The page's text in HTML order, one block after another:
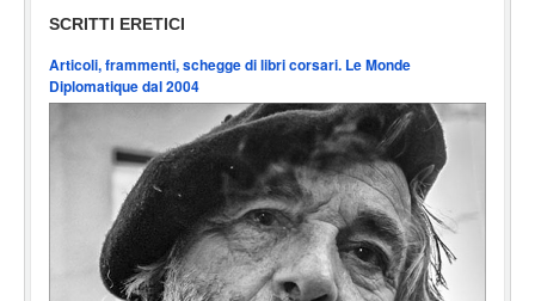
SCRITTI ERETICI
Articoli, frammenti, schegge di libri corsari. Le Monde
Diplomatique dal 2004